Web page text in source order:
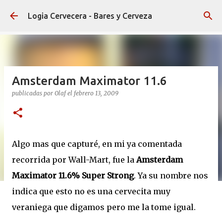
Ir al contenido principal
Logia Cervecera - Bares y Cerveza
Amsterdam Maximator 11.6
publicadas por Olaf el febrero 13, 2009
Algo mas que capturé, en mi ya comentada
recorrida por Wall-Mart, fue laAmsterdam
Maximator 11.6% Super Strong. Ya su nombre nos
indica que esto no es una cervecita muy
veraniega que digamos pero me la tome igual.